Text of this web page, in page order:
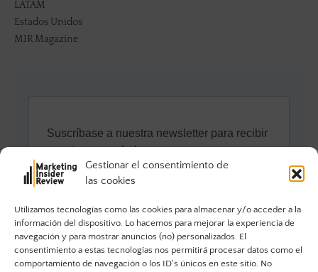
Gestionar el consentimiento de
las cookies
Utilizamos tecnologías como las cookies para almacenar y/o acceder a la
información del dispositivo. Lo hacemos para mejorar la experiencia de
navegación y para mostrar anuncios (no) personalizados. El
consentimiento a estas tecnologías nos permitirá procesar datos como el
comportamiento de navegación o los ID's únicos en este sitio. No
LATAM
Estados Unidos
MIR Magazine